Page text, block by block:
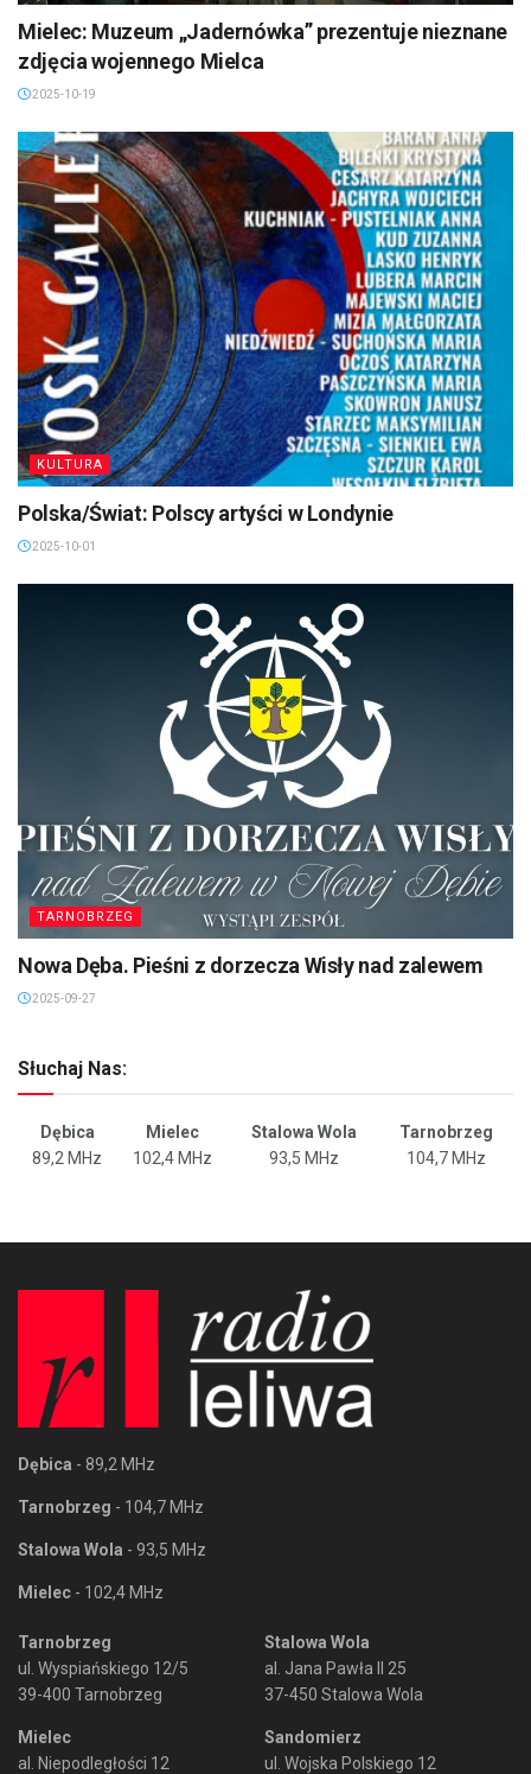
Mielec: Muzeum „Jadernówka” prezentuje nieznane
zdjęcia wojennego Mielca
2025-10-19
KULTURA
Polska/Świat: Polscy artyści w Londynie
2025-10-01
TARNOBRZEG
Nowa Dęba. Pieśni z dorzecza Wisły nad zalewem
2025-09-27
Słuchaj Nas:
Dębica Mielec Stalowa Wola
Tarnobrzeg
89,2 MHz
102,4 MHz 93,5 MHz 104,7 MHz
Dębica - 89,2 MHz
Tarnobrzeg - 104,7 MHz
Stalowa Wola - 93,5 MHz
Mielec - 102,4 MHz
Tarnobrzeg
ul. Wyspiańskiego 12/5
39-400 Tarnobrzeg
Mielec
al. Niepodległości 12
Stalowa Wola
al. Jana Pawła II 25
37-450 Stalowa Wola
Sandomierz
ul. Wojska Polskiego 12